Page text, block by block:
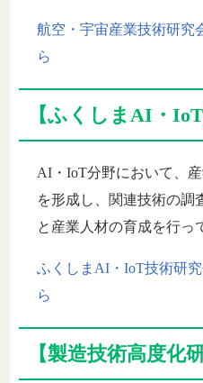
航空・宇宙産業技術研究
ら
【ふくしまAI・
AI・IoT分野において、
を形成し、関連技術の調
と産業人材の育成を行っ
ふくしまAI・IoT技術研
ら
【製造技術高度化